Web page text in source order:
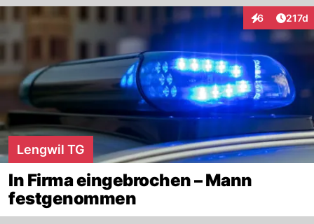
6
Interaktionen
217d
Lengwil TG
In Firma eingebrochen – Mann
festgenommen